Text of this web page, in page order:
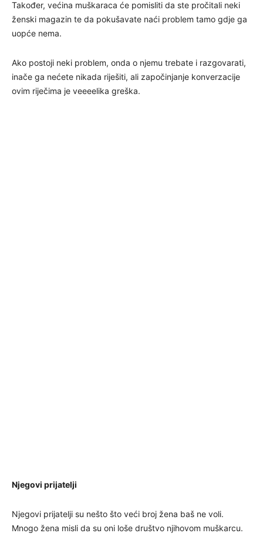
Također, većina muškaraca će pomisliti da ste pročitali neki
ženski magazin te da pokušavate naći problem tamo gdje ga
uopće nema.
Ako postoji neki problem, onda o njemu trebate i razgovarati,
inače ga nećete nikada riješiti, ali započinjanje konverzacije
ovim riječima je veeeelika greška.
Njegovi prijatelji
Njegovi prijatelji su nešto što veći broj žena baš ne voli.
Mnogo žena misli da su oni loše društvo njihovom muškarcu.